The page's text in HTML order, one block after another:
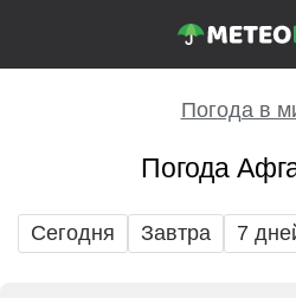
Погода в
Погода
Сегодня Завтра 7